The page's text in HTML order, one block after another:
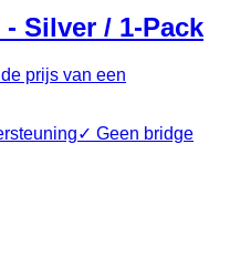
Silver / 1-Pack
prijs van een
✓ Geen bridge